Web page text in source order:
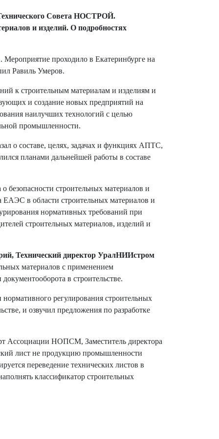
Совета НОСТРОЙ.
и изделий. О подробностях
Мероприятие проходило в Екатеринбурге на
Равиль Умеров.
к строительным материалам и изделиям и
и создание новых предприятий на
наилучших технологий с целью
промышленности.
о составе, целях, задачах и функциях АПТС,
планами дальнейшей работы в составе
безопасности строительных материалов и
ЕАЭС в области строительных материалов и
нормативных требований при
строительных материалов, изделий и
Технический директор УралНИИстром
материалов с применением
в строительстве.
регулирования строительных
и озвучил предложения по разработке
Ассоциации НОПСМ, Заместитель директора
лист не продукцию промышленности
переведение технических листов в
классификатор строительных